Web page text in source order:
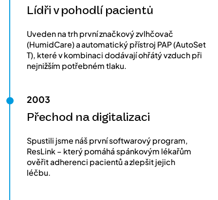
Lídři v pohodlí pacientů
Uveden na trh první značkový zvlhčovač
(HumidCare) a automatický přístroj PAP (AutoSet
T), které v kombinaci dodávají ohřátý vzduch při
nejnižším potřebném tlaku.
2003
Přechod na digitalizaci
Spustili jsme náš první softwarový program,
ResLink – který pomáhá spánkovým lékařům
ověřit adherenci pacientů a zlepšit jejich
léčbu.